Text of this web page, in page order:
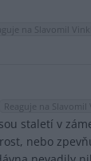
na Slavomil
Reaguje na Slavomil
staletí v
nebo